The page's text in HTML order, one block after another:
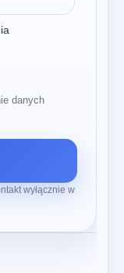
danych
wyłącznie w